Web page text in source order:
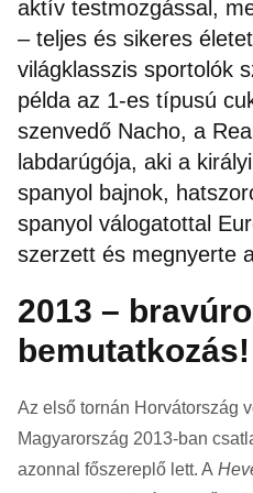
aktív testmozgással,
– teljes és sikeres
világklasszis sportolók
példa az 1-es típusú
szenvedő Nacho, a
labdarúgója, aki a
spanyol bajnok,
spanyol válogatottal
szerzett és megnyerte
2013 –
bemutatkozás!
Az első tornán Horvátország
Magyarország 2013-ban
azonnal főszereplő lett. A